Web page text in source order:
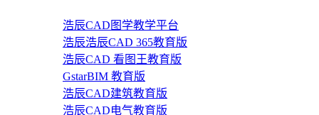
浩辰CAD图学教学平台
浩辰浩辰CAD 365教育版
浩辰CAD 看图王教育版
GstarBIM 教育版
浩辰CAD建筑教育版
浩辰CAD电气教育版